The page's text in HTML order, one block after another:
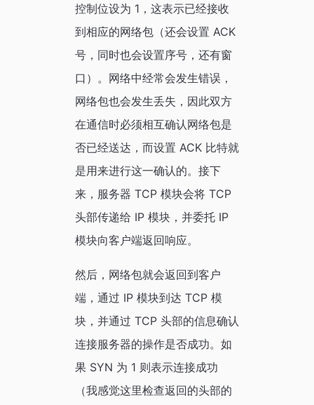
控制位设为 1，这表示已经接收
到相应的网络包（还会设置 ACK
号，同时也会设置序号，还有窗
口）。网络中经常会发生错误，
网络包也会发生丢失，因此双方
在通信时必须相互确认网络包是
否已经送达，而设置 ACK 比特就
是用来进行这一确认的。接下
来，服务器 TCP 模块会将 TCP
头部传递给 IP 模块，并委托 IP
模块向客户端返回响应。
然后，网络包就会返回到客户
端，通过 IP 模块到达 TCP 模
块，并通过 TCP 头部的信息确认
连接服务器的操作是否成功。如
果 SYN 为 1 则表示连接成功
（我感觉这里检查返回的头部的